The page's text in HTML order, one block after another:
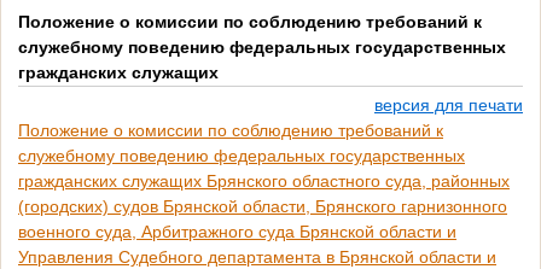
Положение о комиссии по соблюдению требований к
служебному поведению федеральных государственных
гражданских служащих
версия для печати
Положение о комиссии по соблюдению требований к
служебному поведению федеральных государственных
гражданских служащих Брянского областного суда, районных
(городских) судов Брянской области, Брянского гарнизонного
военного суда, Арбитражного суда Брянской области и
Управления Судебного департамента в Брянской области и